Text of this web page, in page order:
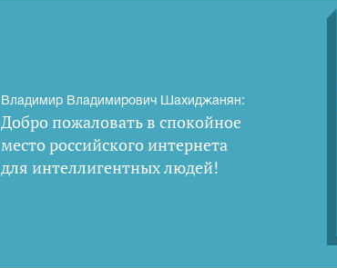
Владимир Владимирович Шахиджанян:
Добро пожаловать в спокойное
место российского интернета
для интеллигентных людей!